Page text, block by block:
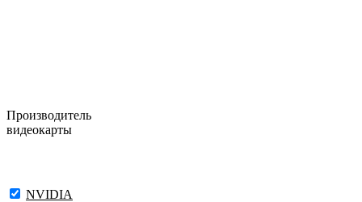
Производитель
видеокарты
NVIDIA